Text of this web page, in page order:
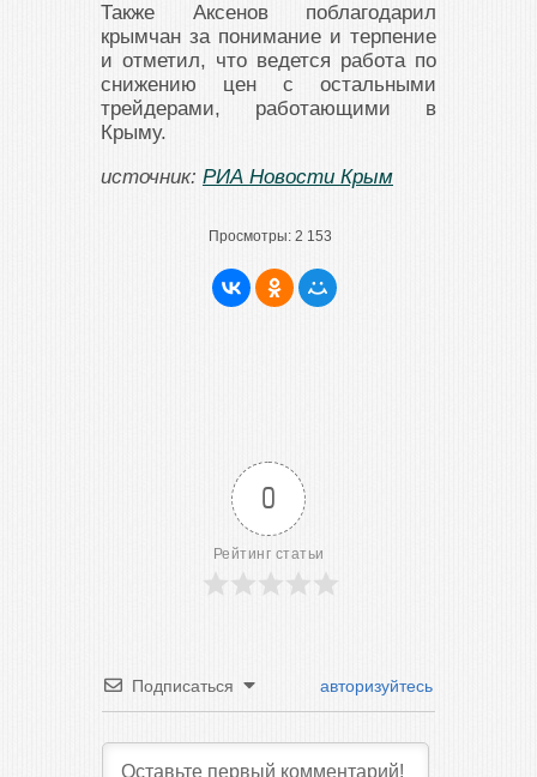
Также Аксенов поблагодарил
крымчан за понимание и терпение
и отметил, что ведется работа по
снижению цен с остальными
трейдерами, работающими в
Крыму.
источник: РИА Новости Крым
Просмотры: 2 153
0
Рейтинг статьи
Подписаться авторизуйтесь